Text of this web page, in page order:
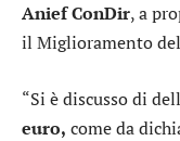
Anief ConDir, a
il Miglioramento
“Si è discusso di
euro, come da